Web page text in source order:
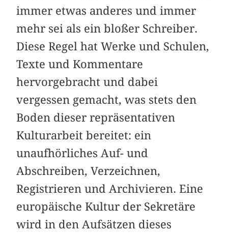
immer etwas anderes und immer
mehr sei als ein bloßer Schreiber.
Diese Regel hat Werke und Schulen,
Texte und Kommentare
hervorgebracht und dabei
vergessen gemacht, was stets den
Boden dieser repräsentativen
Kulturarbeit bereitet: ein
unaufhörliches Auf- und
Abschreiben, Verzeichnen,
Registrieren und Archivieren. Eine
europäische Kultur der Sekretäre
wird in den Aufsätzen dieses